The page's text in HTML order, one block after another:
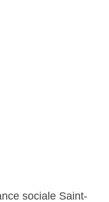
sociale Saint-